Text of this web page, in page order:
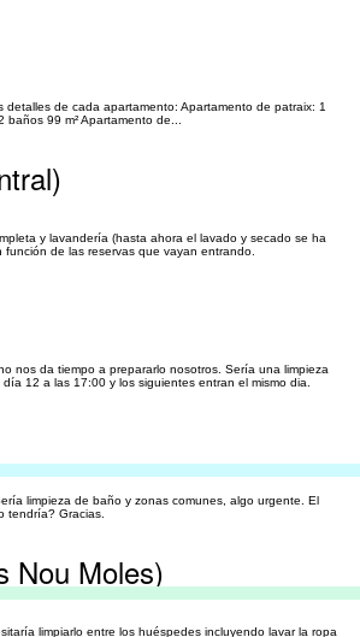
de cada apartamento: Apartamento de patraix: 1
99 m² Apartamento de...
y lavandería (hasta ahora el lavado y secado se ha
de las reservas que vayan entrando.
nos da tiempo a prepararlo nosotros. Sería una limpieza
12 a las 17:00 y los siguientes entran el mismo dia.
limpieza de baño y zonas comunes, algo urgente. El
tendría? Gracias.
Nou Moles)
limpiarlo entre los huéspedes incluyendo lavar la ropa